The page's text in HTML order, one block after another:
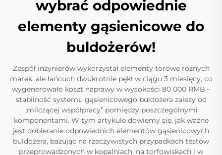
wybrać odpowiednie
elementy gąsienicowe do
buldożerów!
Zespół inżynierów wykorzystał elementy torowe różnych
marek, ale łańcuch dwukrotnie pękł w ciągu 3 miesięcy, co
wygenerowało koszt naprawy w wysokości 80 000 RMB –
stabilność systemu gąsienicowego buldożera zależy od
„milczącej współpracy” pomiędzy poszczególnymi
komponentami. W tym artykule dowiemy się, jak ważne
jest dobieranie odpowiednich elementów gąsienicowych
buldożera, bazując na rzeczywistych przypadkach testów
przeprowadzonych w kopalniach, na torfowiskach i w